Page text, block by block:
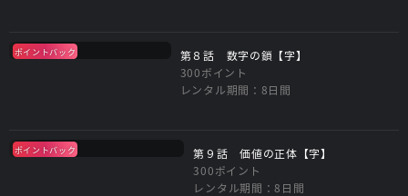
ポイントバック
第８話 数字の鎖【字】
300ポイント
レンタル期間：8日間
ポイントバック
第９話 価値の正体【字】
300ポイント
レンタル期間：8日間